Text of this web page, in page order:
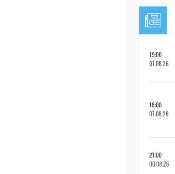
19:00
07.08.26
18:00
07.08.26
21:00
06.08.26